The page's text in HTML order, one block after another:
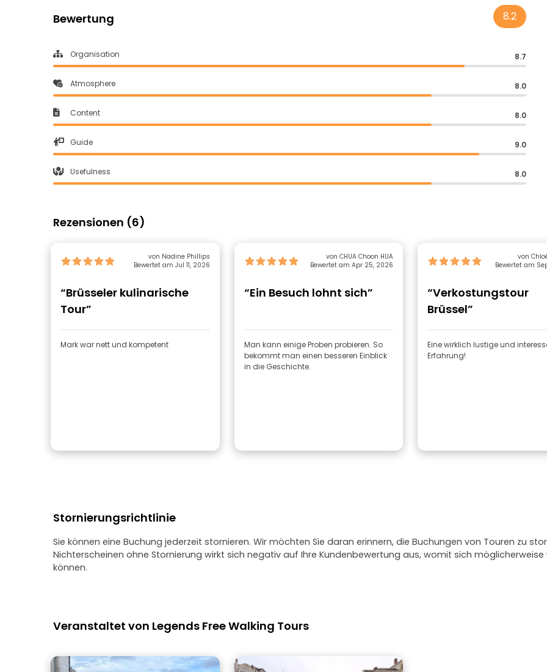
Bewertung 8.2
Organisation 8.7
Atmosphere 8.0
Content 8.0
Guide 9.0
Usefulness 8.0
Rezensionen (6)
von Nadine Phillips
Bewertet am Jul 11, 2026
“Brüsseler kulinarische
Tour”
Mark war nett und kompetent
von CHUA Choon HUA
Bewertet am Apr 25, 2026
“Ein Besuch lohnt sich”
Man kann einige Proben probieren. So
bekommt man einen besseren Einblick
in die Geschichte.
von
Bewertet am
“Verkostungstour
Brüssel”
Eine wirklich lustige und
Erfahrung!
Stornierungsrichtlinie
Sie können eine Buchung jederzeit stornieren. Wir möchten Sie daran erinnern, die Buchungen von Touren zu
Nichterscheinen ohne Stornierung wirkt sich negativ auf Ihre Kundenbewertung aus, womit sich
können.
Veranstaltet von Legends Free Walking Tours